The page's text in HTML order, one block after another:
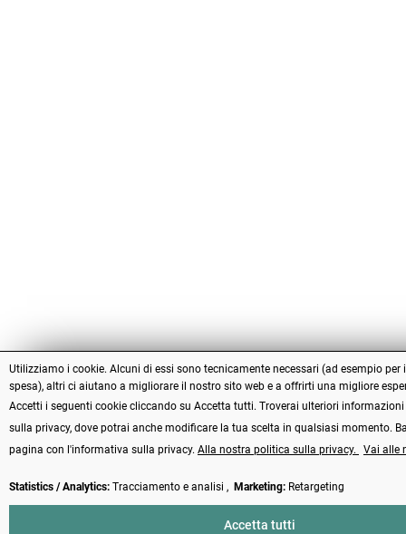
Utilizziamo i cookie. Alcuni di essi sono tecnicamente necessari (ad esempio per
spesa), altri ci aiutano a migliorare il nostro sito web e a offrirti una migliore
Accetti i seguenti cookie cliccando su Accetta tutti. Troverai ulteriori
sulla privacy, dove potrai anche modificare la tua scelta in qualsiasi momento.
pagina con l'informativa sulla privacy. Alla nostra politica sulla privacy. Vai alle
Statistics / Analytics: Tracciamento e analisi , Marketing: Retargeting
Accetta tutti